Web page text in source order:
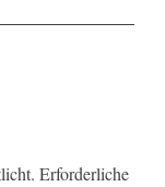
Erforderliche